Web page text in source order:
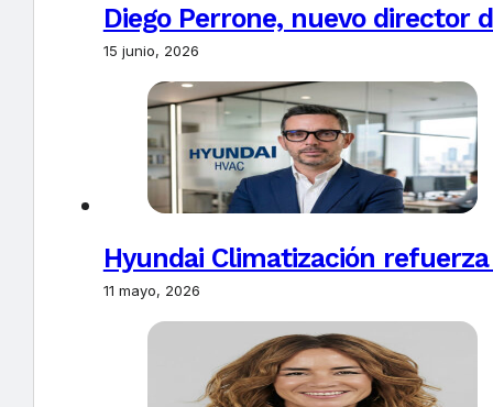
Diego Perrone, nuevo director
15 junio, 2026
Hyundai Climatización
11 mayo, 2026